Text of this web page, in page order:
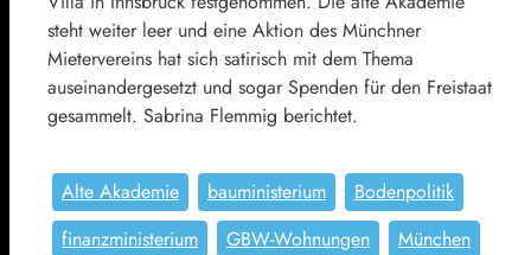
steht weiter leer und eine Aktion des Münchner
Mietervereins hat sich satirisch mit dem Thema
auseinandergesetzt und sogar Spenden für den Freistaat
gesammelt. Sabrina Flemmig berichtet.
Alte Akademie bauministerium
Bodenpolitik
finanzministerium
GBW-Wohnungen München